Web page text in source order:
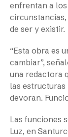
enfrentan a
de ser y existir.
“Esta obra es
cambiar”,
una redactora
las estructuras
devoran.
Las funciones
Luz, en